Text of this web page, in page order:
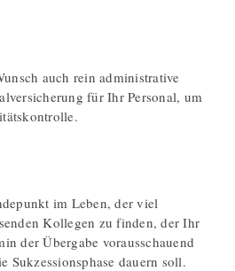
auch rein administrative
für Ihr Personal, um
im Leben, der viel
Kollegen zu finden, der Ihr
der Übergabe vorausschauend
Sukzessionsphase dauern soll.